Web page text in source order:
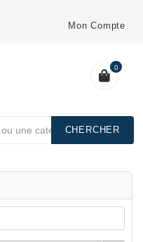
Mon Compte
0